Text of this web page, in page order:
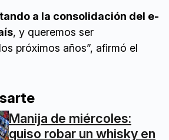
a la consolidación del e-
, y queremos ser
próximos años”, afirmó el
Manija de miércoles:
quiso robar un whisky en